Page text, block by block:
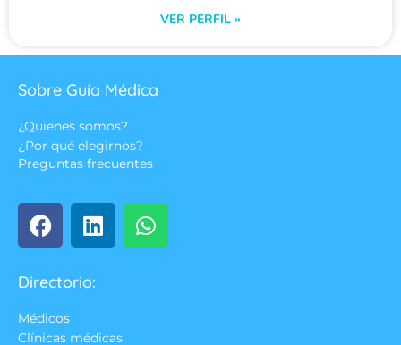
VER PERFIL »
Sobre Guía Médica
¿Quienes somos?
¿Por qué elegirnos?
Preguntas frecuentes
Directorio:
Médicos
Clínicas médicas